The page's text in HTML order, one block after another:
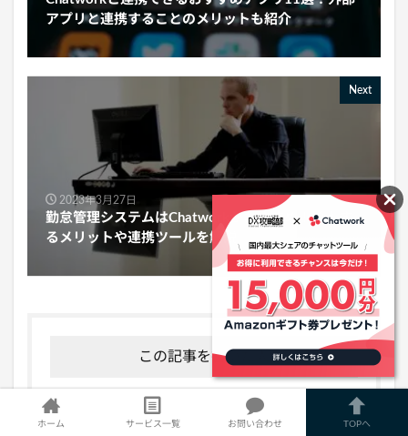
アプリと連携することのメリットも紹介
Next
2023年3月27日
勤怠管理システムはChatworkがおすすめ！導入す
るメリットや連携ツールを解説
この記事を書いた人
ホーム サービス一覧 お問い合わせ TOPへ